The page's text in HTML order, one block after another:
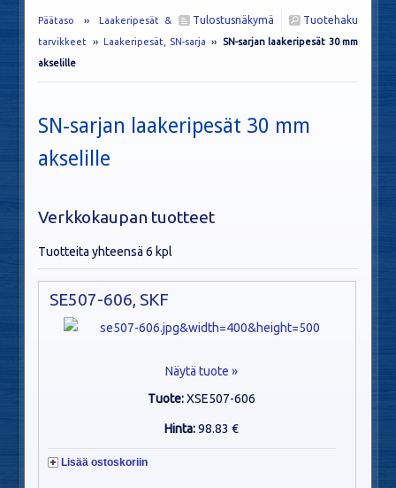
Tuotehaku
Tulostusnäkymä
Päätaso ››Laakeripesät &
tarvikkeet ››Laakeripesät, SN-sarja ›› SN-sarjan laakeripesät 30 mm
akselille
SN-sarjan laakeripesät 30 mm
akselille
Verkkokaupan tuotteet
Tuotteita yhteensä 6 kpl
SE507-606, SKF
Näytä tuote »
Tuote:XSE507-606
Hinta:98.83 €
Lisää ostoskoriin